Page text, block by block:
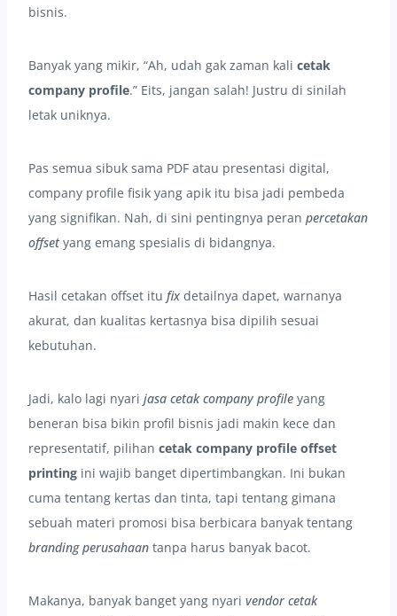
bisnis.
Banyak yang mikir, “Ah, udah gak zaman kali cetak
company profile.” Eits, jangan salah! Justru di sinilah
letak uniknya.
Pas semua sibuk sama PDF atau presentasi digital,
company profile fisik yang apik itu bisa jadi pembeda
yang signifikan. Nah, di sini pentingnya peran percetakan
offsetyang emang spesialis di bidangnya.
Hasil cetakan offset itu fix detailnya dapet, warnanya
akurat, dan kualitas kertasnya bisa dipilih sesuai
kebutuhan.
Jadi, kalo lagi nyari jasa cetak company profile yang
beneran bisa bikin profil bisnis jadi makin kece dan
representatif, pilihan cetak company profile offset
printing ini wajib banget dipertimbangkan. Ini bukan
cuma tentang kertas dan tinta, tapi tentang gimana
sebuah materi promosi bisa berbicara banyak tentang
branding perusahaan tanpa harus banyak bacot.
Makanya, banyak banget yang nyari vendor cetak